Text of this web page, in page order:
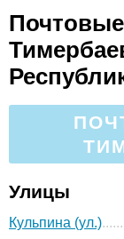
Улицы
Кульпина (ул.)